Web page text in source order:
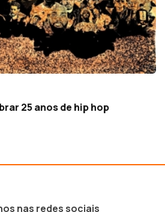
25 anos de hip hop
nas redes sociais